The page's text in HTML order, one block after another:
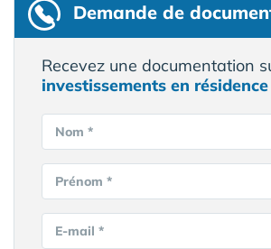
Demande de
Recevez une documentation
investissements en
Nom *
Prénom *
E-mail *